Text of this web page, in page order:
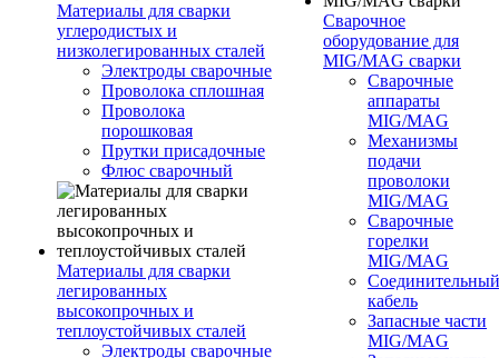
Материалы для сварки
углеродистых и
низколегированных сталей
Электроды сварочные
Проволока сплошная
Проволока
порошковая
Прутки присадочные
Флюс сварочный
Материалы для сварки
легированных
высокопрочных и
теплоустойчивых сталей
Электроды сварочные
Сварочное
оборудование для
MIG/MAG сварки
Сварочные
аппараты
MIG/MAG
Механизмы
подачи
проволоки
MIG/MAG
Сварочные
горелки
MIG/MAG
Соединительный
кабель
Запасные части
MIG/MAG